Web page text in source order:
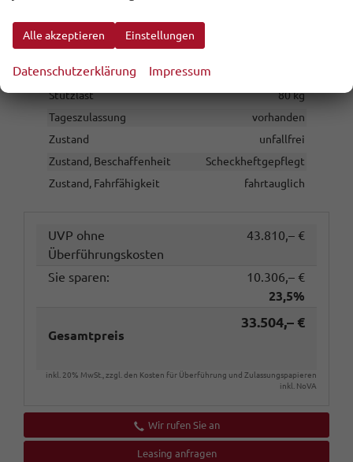
Nichtraucher-Fahrzeug
Polsterung
Rußpartikelfilter / SCR
Stützlast
80 kg
Tageszulassung
vorhanden
Zustand
unfallfrei
Zustand, Beschaffenheit
Scheckheftgepflegt
Zustand, Fahrfähigkeit
fahrtauglich
UVP ohne
Überführungskosten
43.810,– €
Sie sparen:
10.306,– €
23,5%
Gesamtpreis
33.504,– €
inkl. 20% MwSt., zzgl. den Kosten für Überführung und Zulassungspapieren
inkl. NoVA
Wir rufen Sie an
Leasing anfragen
Alle akzeptieren Einstellungen
Datenschutzerklärung Impressum